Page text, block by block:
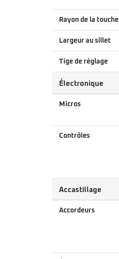
Rayon de la touche
Largeur au sillet
Tige de réglage
Électronique
Micros
Contrôles
Accastillage
Accordeurs